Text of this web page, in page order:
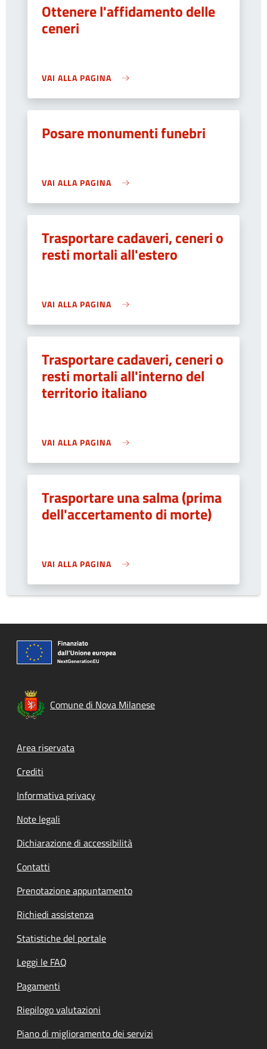
Ottenere l'affidamento delle
ceneri
VAI ALLA PAGINA
Posare monumenti funebri
VAI ALLA PAGINA
Trasportare cadaveri, ceneri o
resti mortali all'estero
VAI ALLA PAGINA
Trasportare cadaveri, ceneri o
resti mortali all'interno del
territorio italiano
VAI ALLA PAGINA
Trasportare una salma (prima
dell'accertamento di morte)
VAI ALLA PAGINA
Comune di Nova Milanese
Footer menu
Area riservata
Crediti
Informativa privacy
Note legali
Dichiarazione di accessibilità
Contatti
Prenotazione appuntamento
Richiedi assistenza
Statistiche del portale
Leggi le FAQ
Pagamenti
Riepilogo valutazioni
Piano di miglioramento dei servizi